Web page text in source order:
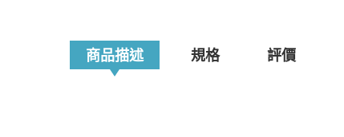
商品描述 規格 評價